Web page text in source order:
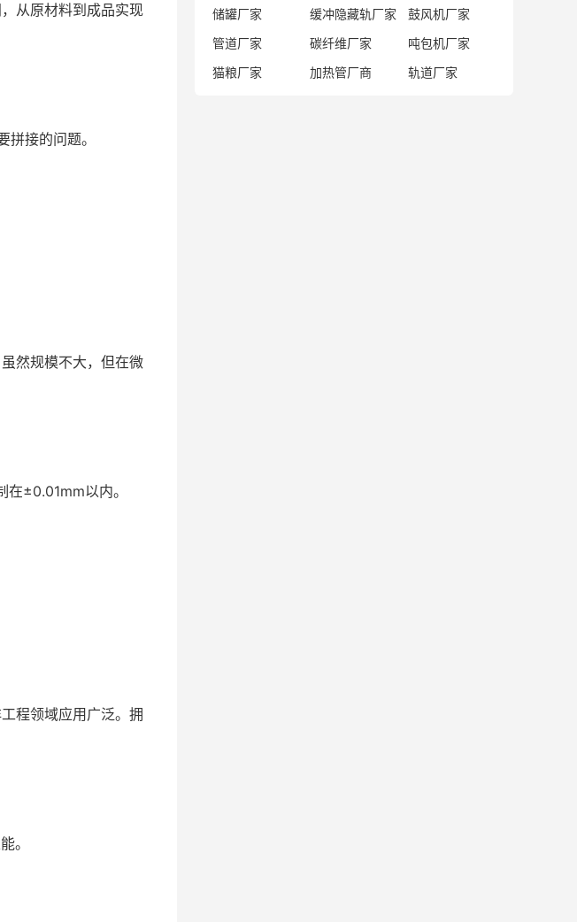
从原材料到成品实现
接的问题。
然规模不大，但在微
±0.01mm以内。
程领域应用广泛。拥
。
储罐厂家
缓冲隐藏轨厂家
鼓风机厂家
管道厂家
碳纤维厂家
吨包机厂家
猫粮厂家
加热管厂商 轨道厂家